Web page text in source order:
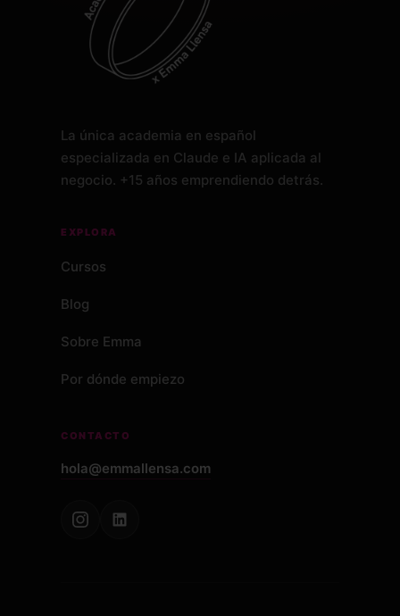
La única academia en español
especializada en Claude e IA aplicada al
negocio. +15 años emprendiendo detrás.
EXPLORA
Cursos
Blog
Sobre Emma
Por dónde empiezo
CONTACTO
hola@emmallensa.com